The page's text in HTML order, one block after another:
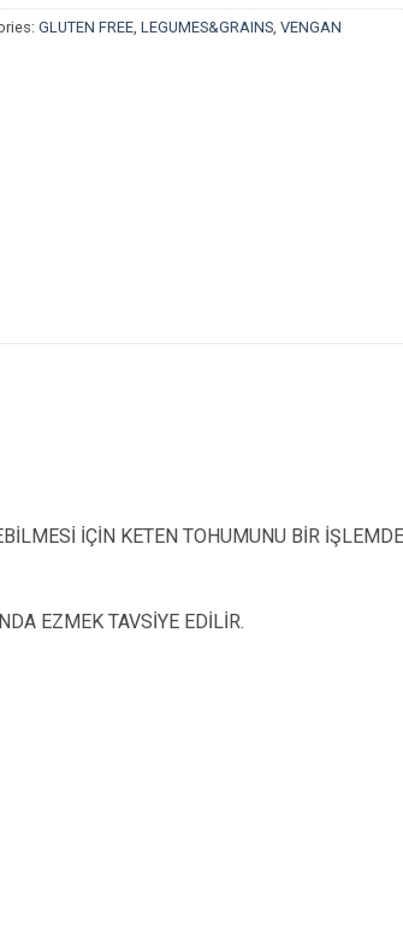
GLUTEN FREE LEGUMES&GRAINS VENGAN
İÇİN KETEN TOHUMUNU BİR
EZMEK TAVSİYE EDİLİR.